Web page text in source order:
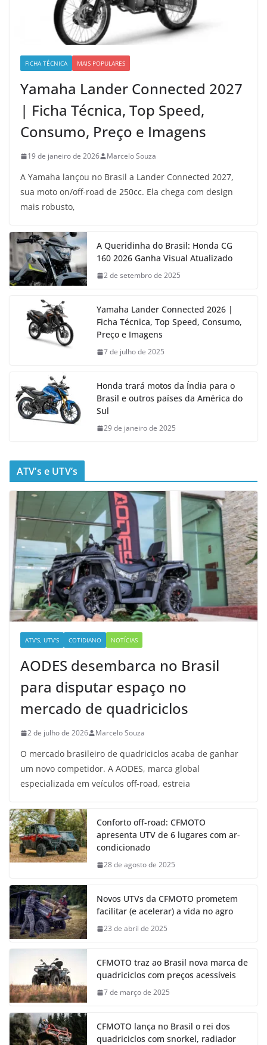
FICHA TÉCNICA MAIS POPULARES
Yamaha Lander Connected 2027
| Ficha Técnica, Top Speed,
Consumo, Preço e Imagens
19 de janeiro de 2026 Marcelo Souza
A Yamaha lançou no Brasil a Lander Connected 2027,
sua moto on/off-road de 250cc. Ela chega com design
mais robusto,
A Queridinha do Brasil: Honda CG
160 2026 Ganha Visual Atualizado
2 de setembro de 2025
Yamaha Lander Connected 2026 |
Ficha Técnica, Top Speed, Consumo,
Preço e Imagens
7 de julho de 2025
Honda trará motos da Índia para o
Brasil e outros países da América do
Sul
29 de janeiro de 2025
ATV’s e UTV’s
ATV'S, UTV'S COTIDIANO NOTÍCIAS
AODES desembarca no Brasil
para disputar espaço no
mercado de quadriciclos
2 de julho de 2026 Marcelo Souza
O mercado brasileiro de quadriciclos acaba de ganhar
um novo competidor. A AODES, marca global
especializada em veículos off-road, estreia
Conforto off-road: CFMOTO
apresenta UTV de 6 lugares com ar-
condicionado
28 de agosto de 2025
Novos UTVs da CFMOTO prometem
facilitar (e acelerar) a vida no agro
23 de abril de 2025
CFMOTO traz ao Brasil nova marca de
quadriciclos com preços acessíveis
7 de março de 2025
CFMOTO lança no Brasil o rei dos
quadriciclos com snorkel, radiador